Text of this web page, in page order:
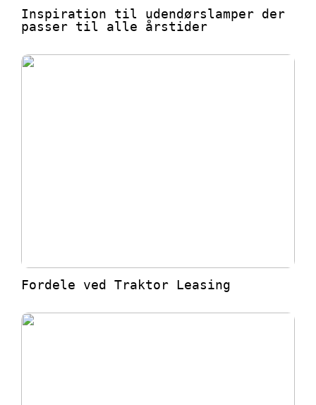
Inspiration til udendørslamper der
passer til alle årstider
Fordele ved Traktor Leasing